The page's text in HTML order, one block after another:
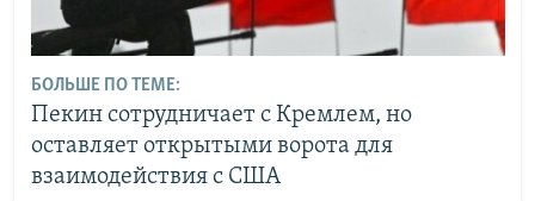
БОЛЬШЕ ПО ТЕМЕ:
Пекин сотрудничает с Кремлем, но
оставляет открытыми ворота для
взаимодействия с США